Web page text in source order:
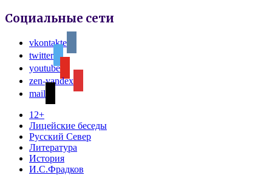
Социальные сети
vkontakte
twitter
youtube
zen-yandex
mail
12+
Лицейские беседы
Русский Север
Литература
История
И.С.Фрадков